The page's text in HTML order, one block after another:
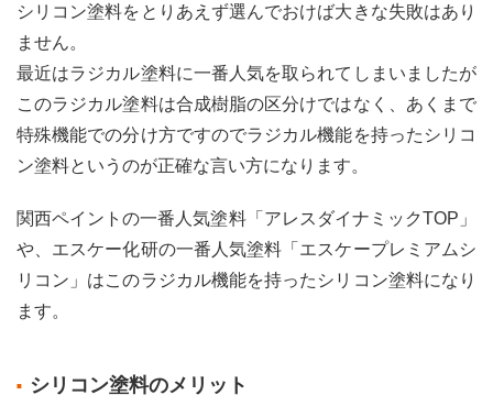
ナノ
ット
塗料
リッ
ト
ナノ
コン
ット
ット
シリコン塗料をとりあえず選んでおけば大きな失敗はあり
ません。
最近はラジカル塗料に一番人気を取られてしまいましたが
このラジカル塗料は合成樹脂の区分けではなく、あくまで
特殊機能での分け方ですのでラジカル機能を持ったシリコ
ン塗料というのが正確な言い方になります。
関西ペイントの一番人気塗料「アレスダイナミックTOP」
や、エスケー化研の一番人気塗料「エスケープレミアムシ
リコン」はこのラジカル機能を持ったシリコン塗料になり
ます。
シリコン塗料のメリット